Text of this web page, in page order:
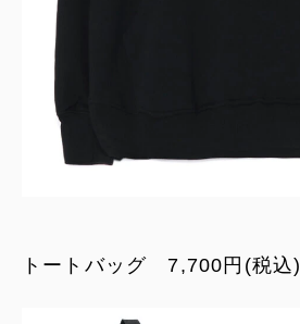
トートバッグ 7,700円(税込)